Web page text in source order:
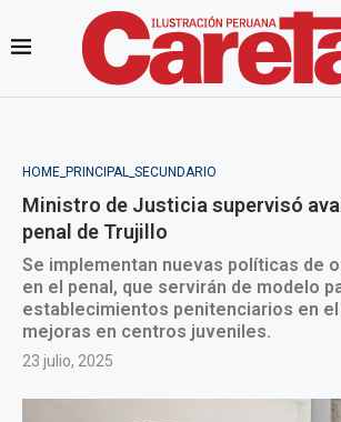
HOME_PRINCIPAL_SECUNDARIO
Ministro de Justicia supervisó
penal de Trujillo
Se implementan nuevas políticas de
en el penal, que servirán de modelo
establecimientos penitenciarios en el
mejoras en centros juveniles.
23 julio, 2025